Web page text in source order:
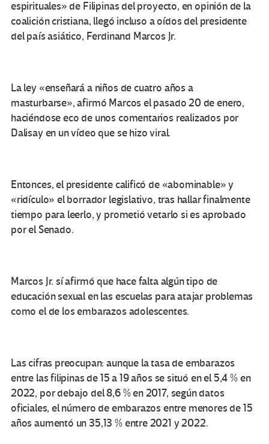
espirituales» de Filipinas del proyecto, en opinión de la
coalición cristiana, llegó incluso a oídos del presidente
del país asiático, Ferdinand Marcos Jr.
La ley «enseñará a niños de cuatro años a
masturbarse», afirmó Marcos el pasado 20 de enero,
haciéndose eco de unos comentarios realizados por
Dalisay en un vídeo que se hizo viral.
Entonces, el presidente calificó de «abominable» y
«ridículo» el borrador legislativo, tras hallar finalmente
tiempo para leerlo, y prometió vetarlo si es aprobado
por el Senado.
Marcos Jr. sí afirmó que hace falta algún tipo de
educación sexual en las escuelas para atajar problemas
como el de los embarazos adolescentes.
Las cifras preocupan: aunque la tasa de embarazos
entre las filipinas de 15 a 19 años se situó en el 5,4 % en
2022, por debajo del 8,6 % en 2017, según datos
oficiales, el número de embarazos entre menores de 15
años aumentó un 35,13 % entre 2021 y 2022.